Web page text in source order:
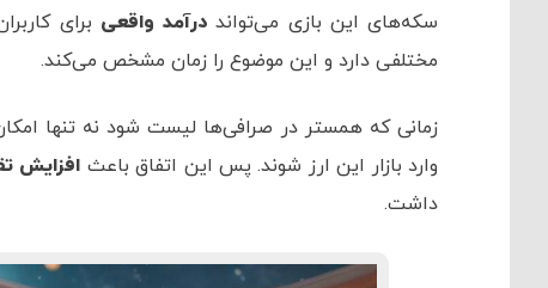
سکه‌های این بازی می‌تواند درآمد واقعی برای
مختلفی دارد و این موضوع را زمان مشخص می‌کند.
زمانی که همستر در صرافی‌ها لیست شود نه تنها
وارد بازار این ارز شوند. پس این اتفاق باعث افزایش
داشت.